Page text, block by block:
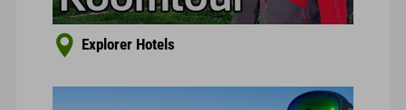
Explorer Hotels